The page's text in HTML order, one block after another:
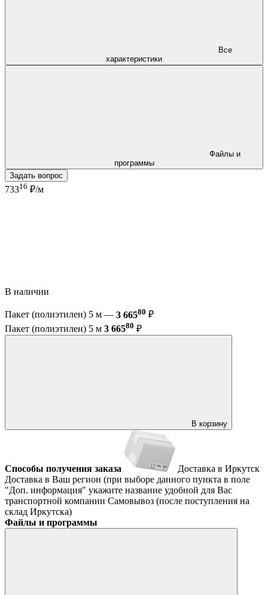
характеристики
программы
Задать вопрос
73316 ₽/м
В наличии
Пакет (полиэтилен) 5 м — 3 66580 ₽
Пакет (полиэтилен) 5 м 3 66580 ₽
В корзину
Способы получения заказа
Доставка в Иркутск
Доставка в Ваш регион (при выборе данного пункта в поле
"Доп. информация" укажите название удобной для Вас
транспортной компании Самовывоз (после поступления на
склад Иркутска)
Файлы и программы